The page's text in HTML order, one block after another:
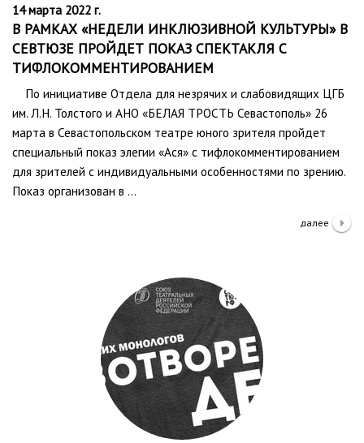
14 марта 2022 г.
В РАМКАХ «НЕДЕЛИ ИНКЛЮЗИВНОЙ КУЛЬТУРЫ» В
СЕВТЮЗЕ ПРОЙДЕТ ПОКАЗ СПЕКТАКЛЯ С
ТИФЛОКОММЕНТИРОВАНИЕМ
По инициативе Отдела для незрячих и слабовидящих ЦГБ
им. Л.Н. Толстого и АНО «БЕЛАЯ ТРОСТЬ Севастополь» 26
марта в Севастопольском театре юного зрителя пройдет
специальный показ элегии «Ася» с тифлокомментированием
для зрителей с индивидуальными особенностями по зрению.
Показ организован в …
далее